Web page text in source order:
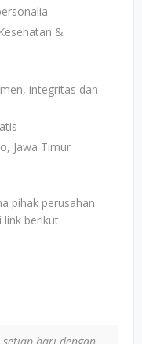
&
integritas dan
Jawa Timur
pihak perusahan
berikut.